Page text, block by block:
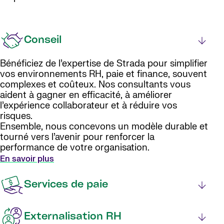
Conseil
Bénéficiez de l’expertise de Strada pour simplifier
vos environnements RH, paie et finance, souvent
complexes et coûteux. Nos consultants vous
aident à gagner en efficacité, à améliorer
l’expérience collaborateur et à réduire vos
risques.
Ensemble, nous concevons un modèle durable et
tourné vers l’avenir pour renforcer la
performance de votre organisation.
En savoir plus
Services de paie
Externalisation RH